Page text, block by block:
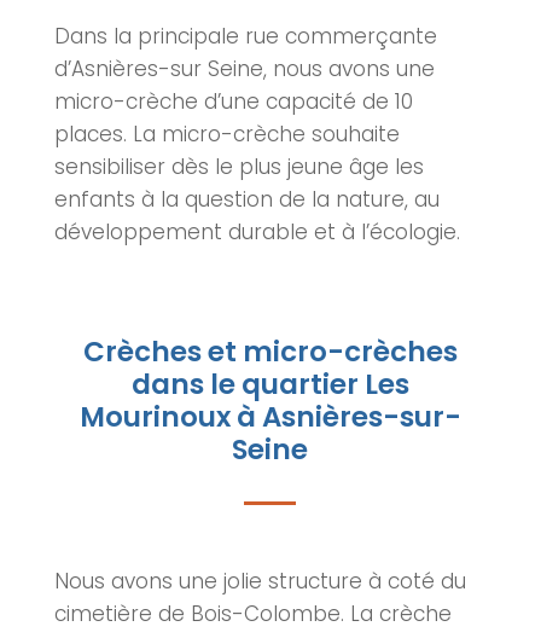
Dans la principale rue commerçante
d’Asnières-sur Seine, nous avons une
micro-crèche d’une capacité de 10
places. La micro-crèche souhaite
sensibiliser dès le plus jeune âge les
enfants à la question de la nature, au
développement durable et à l’écologie.
Crèches et micro-crèches
dans le quartier Les
Mourinoux à Asnières-sur-
Seine
Nous avons une jolie structure à coté du
cimetière de Bois-Colombe. La crèche